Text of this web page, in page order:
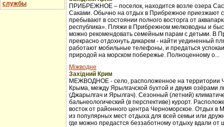
службы
ПРИБРЕЖНОЕ – поселок, находится возле озера
Саками. Обычно на отдых в Прибрежное приезжают
пребывают в состоянии полного восторга от
республика». Пляжи в Прибрежном мелководны и
можно рекомендовать семейным парам с детьми. В
прекрасно отдохнуть дикарем - найти уединенный
работают мобильные телефоны, и предаться
природой на морском побережье. Полноценному о...
Міжводне
Західний Крим
МЕЖВОДНОЕ - село, расположенное на территории
Крыма, между Ярылгачской бухтой и двумя озёрами
(Джарылгач и Ярылгач). Сезонный (летний)
бальнеологический (в перспективе) курорт.
восток от районного центра Черноморское. Отдых в
из популярных мест отдыха для всей семьи или
где можно предастся беззаботному отдыху вдали от